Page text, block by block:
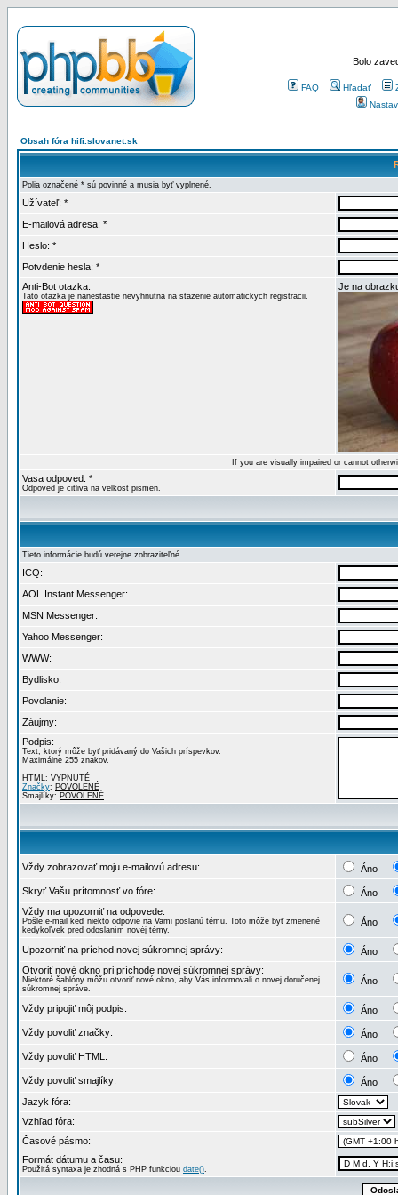
Bolo
FAQ Hľadať
Obsah fóra hifi.slovanet.sk
Polia označené * sú povinné a musia byť vyplnené.
Užívateľ: *
E-mailová adresa: *
Heslo: *
Potvdenie hesla: *
Anti-Bot otazka:
Tato otazka je nanestastie nevyhnutna na stazenie automatickych registracii.
Je na
If you are visually impaired or cannot
Vasa odpoved: *
Odpoved je citliva na velkost pismen.
Tieto informácie budú verejne zobraziteľné.
ICQ:
AOL Instant Messenger:
MSN Messenger:
Yahoo Messenger:
WWW:
Bydlisko:
Povolanie:
Záujmy:
Podpis:
Text, ktorý môže byť pridávaný do Vašich príspevkov.
Maximálne 255 znakov.
HTML: VYPNUTÉ
Značky: POVOLENÉ
Smajlíky: POVOLENÉ
Vždy zobrazovať moju e-mailovú adresu: Áno
Skryť Vašu prítomnosť vo fóre:
Áno
Vždy ma upozorniť na odpovede:
Pošle e-mail keď niekto odpovie na Vami poslanú tému. Toto môže byť zmenené
kedykoľvek pred odoslaním novéj témy.
Áno
Upozorniť na príchod novej súkromnej správy:
Áno
Otvoriť nové okno pri príchode novej súkromnej správy:
Niektoré šablóny môžu otvoriť nové okno, aby Vás informovali o novej doručenej
súkromnej správe.
Áno
Vždy pripojiť môj podpis: Áno
Vždy povoliť značky: Áno
Vždy povoliť HTML: Áno
Vždy povoliť smajlíky:
Áno
Jazyk fóra:
Vzhľad fóra:
Časové pásmo:
Formát dátumu a času:
Použitá syntaxa je zhodná s PHP funkciou date().